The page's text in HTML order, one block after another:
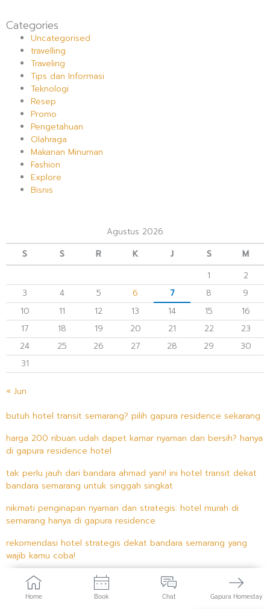
Categories
Uncategorised
travelling
Traveling
Tips dan Informasi
Teknologi
Resep
Promo
Pengetahuan
Olahraga
Makanan Minuman
Fashion
Explore
Bisnis
Agustus 2026
S
S R K J S
M
1
2
3
4 5 6 7 8
9
10
11 12 13 14 15
16
17
18 19 20 21 22
23
24
25 26 27 28 29
30
31
« Jun
butuh hotel transit semarang? pilih gapura residence sekarang
harga 200 ribuan udah dapet kamar nyaman dan bersih? hanya
di gapura residence hotel
tak perlu jauh dari bandara ahmad yani! ini hotel transit dekat
bandara semarang untuk singgah singkat
nikmati penginapan nyaman dan strategis: hotel murah di
semarang hanya di gapura residence
rekomendasi hotel strategis dekat bandara semarang yang
wajib kamu coba!
Home Book Chat Gapura Homestay